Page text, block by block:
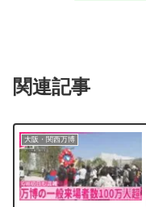
関連記事
大阪・関西万博